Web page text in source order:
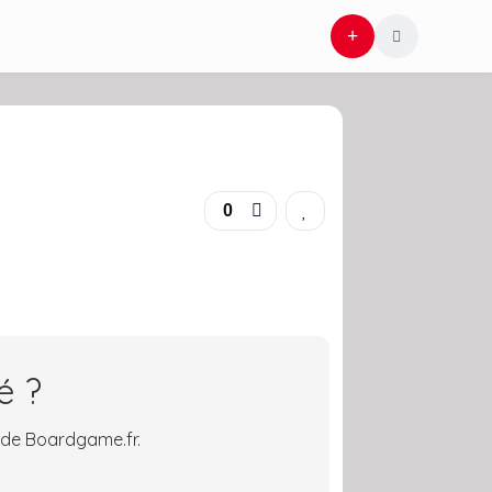
0
?
Boardgame.fr.